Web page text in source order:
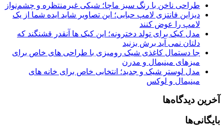
طراحی ناخن با رنگ سبز ماچا؛ شیکی غیرمنتظره و چشم‌نواز
دیزاین فانتزی لامپ حبابی؛ این تصاویر شاید ایده شما از یک
لامپ را عوض کنند
مدل کیک برای تولد دخترونه؛ این کیک ها آنقدر قشنگند که
دلتان نمی آید برش بزنید
جا دستمال کاغذی شیک رومیزی با طراحی های خاص برای
میزهای مینیمال و مدرن
مدل لوستر شیک و جدید؛ انتخابی خاص برای خانه های
مینیمال و لوکس
آخرین دیدگاه‌ها
بایگانی‌ها